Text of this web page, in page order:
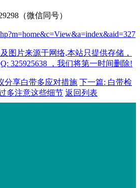
（微信同号）
图片来源于网络,本站只提供存储，
325925638 ，我们将第一时间删除!
分享白带多应对措施 下一篇: 白带检
多注意这些细节 返回列表